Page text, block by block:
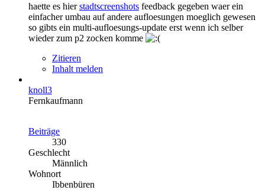
haette es hierstadtscreenshots feedback gegeben waer ein
einfacher umbau auf andere aufloesungen moeglich gewesen
so gibts ein multi-aufloesungs-update erst wenn ich selber
wieder zum p2 zocken komme
Zitieren
Inhalt melden
knoll3
Fernkaufmann
Beiträge
330
Geschlecht
Männlich
Wohnort
Ibbenbüren